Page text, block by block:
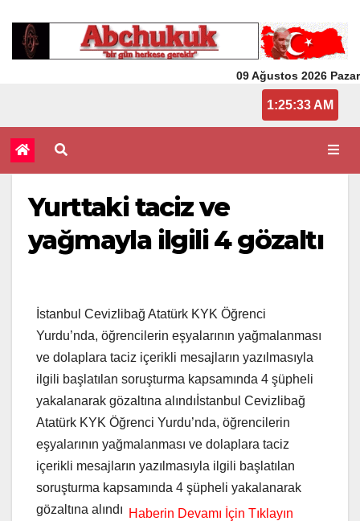
09 Ağustos 2026 Pazar
1:25:33 AM
Yurttaki taciz ve
yağmayla ilgili 4 gözaltı
İstanbul Cevizlibağ Atatürk KYK Öğrenci
Yurdu’nda, öğrencilerin eşyalarının yağmalanması
ve dolaplara taciz içerikli mesajların yazılmasıyla
ilgili başlatılan soruşturma kapsamında 4 şüpheli
yakalanarak gözaltına alındıİstanbul Cevizlibağ
Atatürk KYK Öğrenci Yurdu’nda, öğrencilerin
eşyalarının yağmalanması ve dolaplara taciz
içerikli mesajların yazılmasıyla ilgili başlatılan
soruşturma kapsamında 4 şüpheli yakalanarak
gözaltına alındı